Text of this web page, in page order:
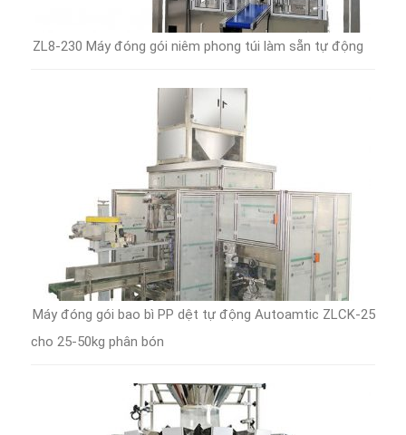
ZL8-230 Máy đóng gói niêm phong túi làm sẵn tự động
Máy đóng gói bao bì PP dệt tự động Autoamtic ZLCK-25
cho 25-50kg phân bón